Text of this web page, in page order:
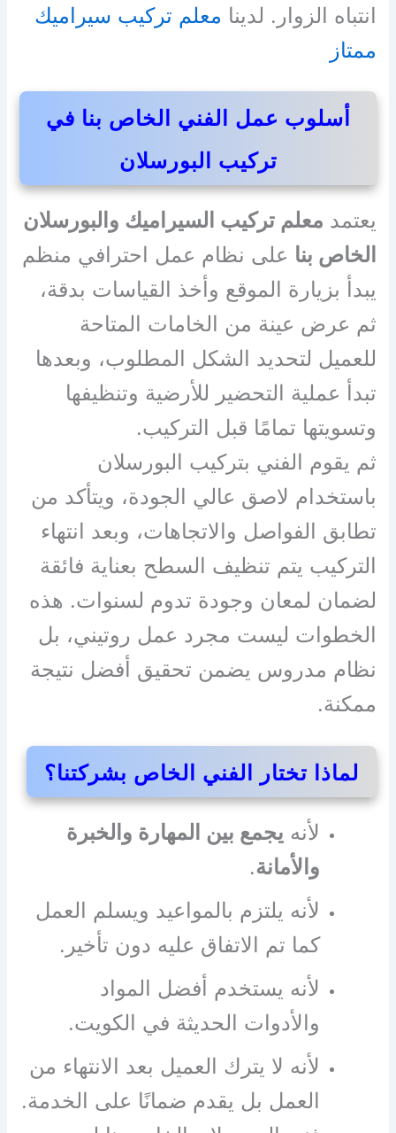
انتباه الزوار. لدينا معلم تركيب سيراميك
ممتاز
أسلوب عمل الفني الخاص بنا في
تركيب البورسلان
يعتمد معلم تركيب السيراميك والبورسلان
الخاص بنا على نظام عمل احترافي منظم
يبدأ بزيارة الموقع وأخذ القياسات بدقة،
ثم عرض عينة من الخامات المتاحة
للعميل لتحديد الشكل المطلوب، وبعدها
تبدأ عملية التحضير للأرضية وتنظيفها
وتسويتها تمامًا قبل التركيب.
ثم يقوم الفني بتركيب البورسلان
باستخدام لاصق عالي الجودة، ويتأكد من
تطابق الفواصل والاتجاهات، وبعد انتهاء
التركيب يتم تنظيف السطح بعناية فائقة
لضمان لمعان وجودة تدوم لسنوات. هذه
الخطوات ليست مجرد عمل روتيني، بل
نظام مدروس يضمن تحقيق أفضل نتيجة
ممكنة.
لماذا تختار الفني الخاص بشركتنا؟
لأنه يجمع بين المهارة والخبرة
والأمانة.
لأنه يلتزم بالمواعيد ويسلم العمل
كما تم الاتفاق عليه دون تأخير.
لأنه يستخدم أفضل المواد
والأدوات الحديثة في الكويت.
لأنه لا يترك العميل بعد الانتهاء من
العمل بل يقدم ضمانًا على الخدمة.